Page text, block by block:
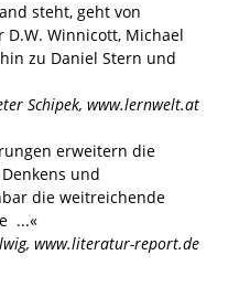
steht, geht von
Winnicott, Michael
zu Daniel Stern und
Schipek, www.lernwelt.at
erweitern die
und
die weitreichende
...«
, www.literatur-report.de